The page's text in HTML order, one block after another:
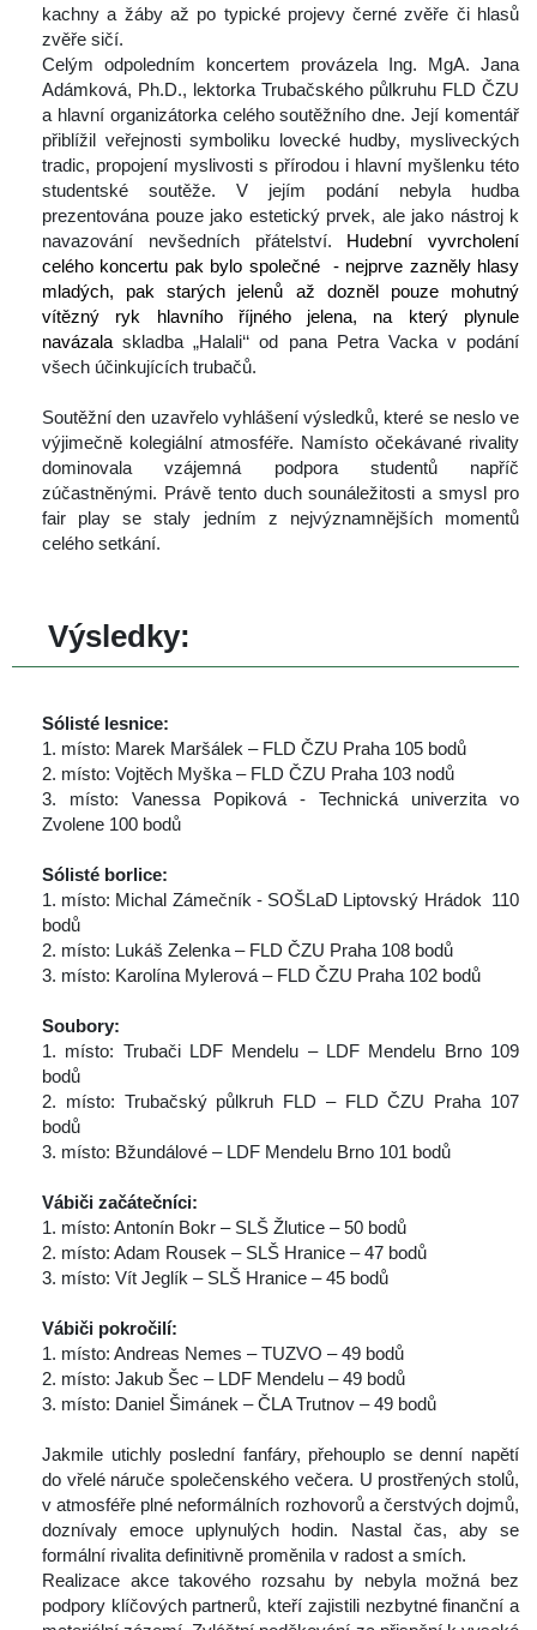
kachny a žáby až po typické projevy černé zvěře či hlasů
zvěře sičí.
Celým odpoledním koncertem provázela Ing. MgA. Jana
Adámková, Ph.D., lektorka Trubačského půlkruhu FLD ČZU
a hlavní organizátorka celého soutěžního dne. Její komentář
přiblížil veřejnosti symboliku lovecké hudby, mysliveckých
tradic, propojení myslivosti s přírodou i hlavní myšlenku této
tudentské soutěže. V jejím podání nebyla hudba
prezentována pouze jako estetický prvek, ale jako nástroj k
navazování nevšedních přátelství. Hudební vyvrcholení
celého koncertu pak bylo společné - nejprve zazněly hlasy
mladých, pak starých jelenů až dozněl pouze mohutný
vítězný ryk hlavního říjného jelena, na který plynule
navázala skladba „Halali‘‘ od pana Petra Vacka v podání
všech účinkujících trubačů.
Soutěžní den uzavřelo vyhlášení výsledků, které se neslo ve
výjimečně kolegiální atmosféře. Namísto očekávané rivality
dominovala vzájemná podpora studentů napříč
zúčastněnými. Právě tento duch sounáležitosti a smysl pro
fair play se staly jedním z nejvýznamnějších momentů
celého setkání.
Výsledky:
Sólisté lesnice:
1. místo: Marek Maršálek – FLD ČZU Praha 105 bodů
2. místo: Vojtěch Myška – FLD ČZU Praha 103 nodů
3. místo: Vanessa Popiková - Technická univerzita vo
Zvolene 100 bodů
Sólisté borlice:
1. místo: Michal Zámečník - SOŠLaD Liptovský Hrádok 110
bodů
2. místo: Lukáš Zelenka – FLD ČZU Praha 108 bodů
3. místo: Karolína Mylerová – FLD ČZU Praha 102 bodů
Soubory:
1. místo: Trubači LDF Mendelu – LDF Mendelu Brno 109
bodů
2. místo: Trubačský půlkruh FLD – FLD ČZU Praha 107
bodů
3. místo: Bžundálové – LDF Mendelu Brno 101 bodů
Vábiči začátečníci:
1. místo: Antonín Bokr – SLŠ Žlutice – 50 bodů
2. místo: Adam Rousek – SLŠ Hranice – 47 bodů
3. místo: Vít Jeglík – SLŠ Hranice – 45 bodů
Vábiči pokročilí:
1. místo: Andreas Nemes – TUZVO – 49 bodů
2. místo: Jakub Šec – LDF Mendelu – 49 bodů
3. místo: Daniel Šimánek – ČLA Trutnov – 49 bodů
Jakmile utichly poslední fanfáry, přehouplo se denní napětí
do vřelé náruče společenského večera. U prostřených stolů,
v atmosféře plné neformálních rozhovorů a čerstvých dojmů,
doznívaly emoce uplynulých hodin. Nastal čas, aby se
formální rivalita definitivně proměnila v radost a smích.
Realizace akce takového rozsahu by nebyla možná bez
podpory klíčových partnerů, kteří zajistili nezbytné finanční a